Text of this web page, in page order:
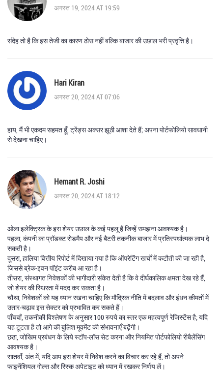
अगस्त 19, 2024 AT 19:59
संदेह तो है कि इस तेजी का कारण ठोस नहीं बल्कि बाजार की उछाल भरी प्रवृत्ति है।
Hari Kiran
अगस्त 20, 2024 AT 07:06
हाय, मैं भी एकदम सहमत हूँ, ट्रेंड्स अक्सर झूठी आशा देते हैं; अपना पोर्टफोलियो सावधानी
से देखना चाहिए।
Hemant R. Joshi
अगस्त 20, 2024 AT 18:12
ओला इलेक्ट्रिक के इस शेयर उछाल के कई पहलू हैं जिन्हें समझना आवश्यक है।
पहला, कंपनी का प्रॉडक्ट रोडमैप और नई बैटरी तकनीक बाजार में प्रतिस्पर्धात्मक लाभ दे
सकती है।
दूसरा, हालिया वित्तीय रिपोर्ट में दिखाया गया है कि ऑपरेटिंग खर्चों में कटौती की जा रही है,
जिससे ब्रेक‑इवन पॉइंट करीब आ रहा है।
तीसरा, संस्थागत निवेशकों की भागीदारी संकेत देती है कि वे दीर्घकालिक क्षमता देख रहे हैं,
जो शेयर की स्थिरता में मदद कर सकता है।
चौथा, निवेशकों को यह ध्यान रखना चाहिए कि मौद्रिक नीति में बदलाव और इंधन कीमतों में
उतार‑चढ़ाव इस सेक्टर को प्रभावित कर सकते हैं।
पाँचवाँ, तकनीकी विश्लेषण के अनुसार 100 रुपये का स्तर एक महत्वपूर्ण रेजिस्टेंस है; यदि
यह टूटता है तो आगे की बुलिश मूवमेंट की संभावनाएँ बढ़ेंगी।
छठा, जोखिम प्रबंधन के लिये स्टॉप‑लॉस सेट करना और नियमित पोर्टफोलियो रीबैलेंसिंग
आवश्यक है।
सातवाँ, अंत में, यदि आप इस शेयर में निवेश करने का विचार कर रहे हैं, तो अपने
फाइनेंशियल गोल्स और रिस्क अपेटाइट को ध्यान में रखकर निर्णय लें।